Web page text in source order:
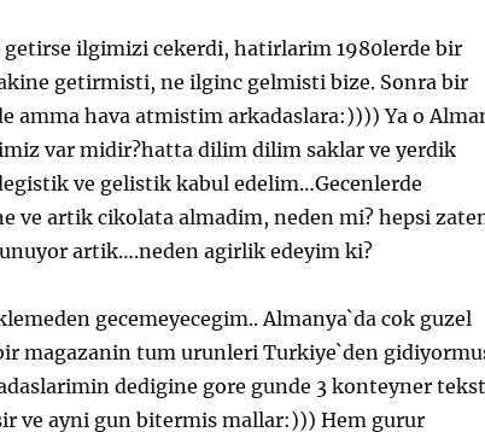
getirse ilgimizi cekerdi, hatirlarim 1980lerde bir
getirmisti, ne ilginc gelmisti bize. Sonra bir
amma hava atmistim arkadaslara:)))) Ya o
var midir?hatta dilim dilim saklar ve yerdik
ve gelistik kabul edelim…Gecenlerde
ve artik cikolata almadim, neden mi? hepsi
artik….neden agirlik edeyim ki?
gecemeyecegim.. Almanya`da cok guzel
magazanin tum urunleri Turkiye`den
dedigine gore gunde 3 konteyner
ve ayni gun bitermis mallar:))) Hem gurur